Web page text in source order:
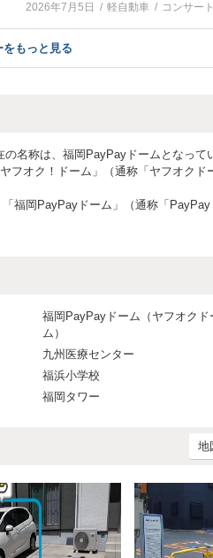
2026年7月5日 軽自動車 コンサー
をもっと見る
名称は、福岡PayPayドームとなって
フオク！ドーム」（通称「ヤフオクド
福岡PayPayドーム」（通称「
福岡PayPayドーム（ヤフオクド
ム）
九州医療センター
福浜小学校
福岡タワー
地